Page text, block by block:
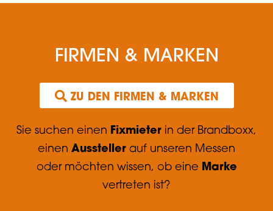
FIRMEN & MARKEN
ZU DEN FIRMEN & MARKEN
Sie suchen einen Fixmieter in der Brandboxx,
einen Aussteller auf unseren Messen
oder möchten wissen, ob eine Marke
vertreten ist?